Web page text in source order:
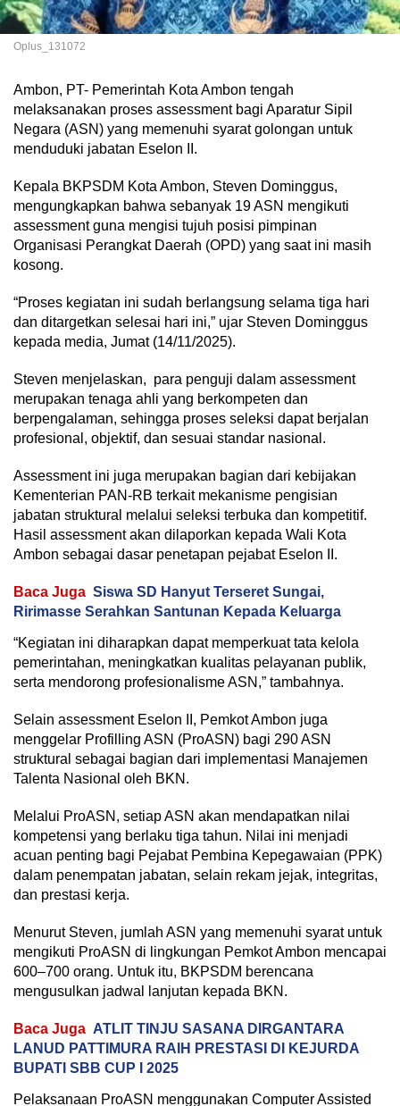
Oplus_131072
Ambon, PT- Pemerintah Kota Ambon tengah
melaksanakan proses assessment bagi Aparatur Sipil
Negara (ASN) yang memenuhi syarat golongan untuk
menduduki jabatan Eselon II.
Kepala BKPSDM Kota Ambon, Steven Dominggus,
mengungkapkan bahwa sebanyak 19 ASN mengikuti
assessment guna mengisi tujuh posisi pimpinan
Organisasi Perangkat Daerah (OPD) yang saat ini masih
kosong.
“Proses kegiatan ini sudah berlangsung selama tiga hari
dan ditargetkan selesai hari ini,” ujar Steven Dominggus
kepada media, Jumat (14/11/2025).
Steven menjelaskan, para penguji dalam assessment
merupakan tenaga ahli yang berkompeten dan
berpengalaman, sehingga proses seleksi dapat berjalan
profesional, objektif, dan sesuai standar nasional.
Assessment ini juga merupakan bagian dari kebijakan
Kementerian PAN-RB terkait mekanisme pengisian
jabatan struktural melalui seleksi terbuka dan kompetitif.
Hasil assessment akan dilaporkan kepada Wali Kota
Ambon sebagai dasar penetapan pejabat Eselon II.
Baca Juga Siswa SD Hanyut Terseret Sungai,
Ririmasse Serahkan Santunan Kepada Keluarga
“Kegiatan ini diharapkan dapat memperkuat tata kelola
pemerintahan, meningkatkan kualitas pelayanan publik,
serta mendorong profesionalisme ASN,” tambahnya.
Selain assessment Eselon II, Pemkot Ambon juga
menggelar Profilling ASN (ProASN) bagi 290 ASN
struktural sebagai bagian dari implementasi Manajemen
Talenta Nasional oleh BKN.
Melalui ProASN, setiap ASN akan mendapatkan nilai
kompetensi yang berlaku tiga tahun. Nilai ini menjadi
acuan penting bagi Pejabat Pembina Kepegawaian (PPK)
dalam penempatan jabatan, selain rekam jejak, integritas,
dan prestasi kerja.
Menurut Steven, jumlah ASN yang memenuhi syarat untuk
mengikuti ProASN di lingkungan Pemkot Ambon mencapai
600–700 orang. Untuk itu, BKPSDM berencana
mengusulkan jadwal lanjutan kepada BKN.
Baca Juga ATLIT TINJU SASANA DIRGANTARA
LANUD PATTIMURA RAIH PRESTASI DI KEJURDA
BUPATI SBB CUP I 2025
Pelaksanaan ProASN menggunakan Computer Assisted